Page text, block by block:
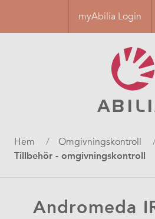
huvudinnehåll
myAbilia Login
Länkstig
Hem Omgivningskontroll
Tillbehör - omgivningskontroll
Andromeda